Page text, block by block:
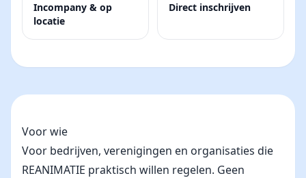
Incompany & op
locatie
Direct inschrijven
Voor wie
Voor bedrijven, verenigingen en organisaties die
REANIMATIE praktisch willen regelen. Geen